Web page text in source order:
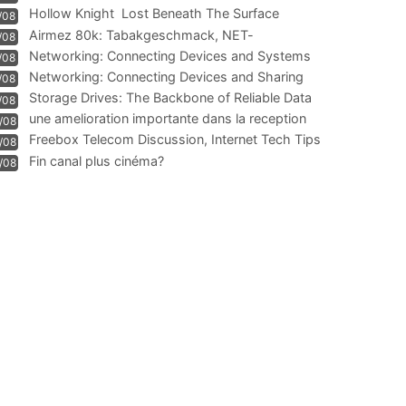
Hollow Knight  Lost Beneath The Surface
Airmez 80k: Tabakgeschmack, NET-
Technologie und Leistung im
Networking: Connecting Devices and Systems
Networking: Connecting Devices and Sharing
Information
Storage Drives: The Backbone of Reliable Data
Management
une amelioration importante dans la reception
WIFI
Freebox Telecom Discussion, Internet Tech Tips
Communi
Fin canal plus cinéma?